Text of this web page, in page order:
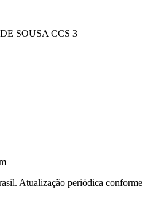
SOUSA CCS 3
Atualização periódica conforme